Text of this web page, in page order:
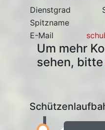
Dienstgrad
Spitzname
E-Mail
Um mehr
sehen, bitte